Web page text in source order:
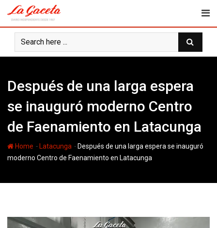
content
Después de una larga espera
se inauguró moderno Centro
de Faenamiento en Latacunga
Home - Latacunga - Después de una larga espera se inauguró
moderno Centro de Faenamiento en Latacunga